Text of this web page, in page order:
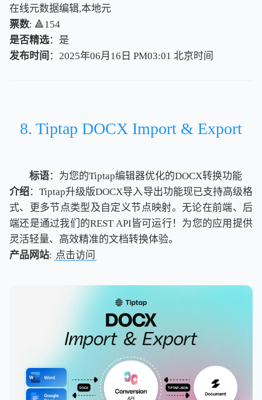
在线元数据编辑,本地元
票数: 🔺154
是否精选：是
发布时间 ：2025年06月16日 PM03:01 北京时间
北京时间
8. Tiptap DOCX Import & Export
标语：为您的Tiptap编辑器优化的DOCX转换功能
介绍：Tiptap升级版DOCX导入导出功能现已支持高级格
式、更多节点类型及自定义节点映射。无论在前端、后
端还是通过我们的REST API皆可运行！为您的应用提供
灵活轻量、高效精准的文档转换体验。
产品网站: 点击访问